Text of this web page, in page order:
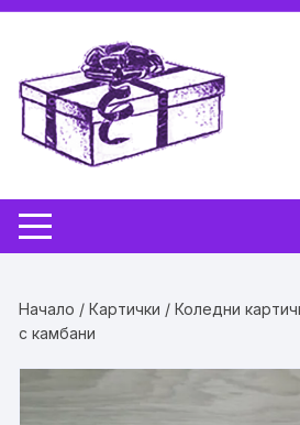
Skip
Начало / Картички / Коледни
с камбани